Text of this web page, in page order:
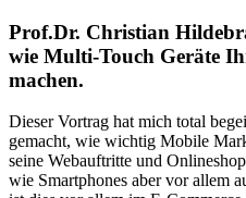
Prof.Dr. Christian
wie Multi-Touch Geräte
machen.
Dieser Vortrag hat mich total
gemacht, wie wichtig Mobile
seine Webauftritte und
wie Smartphones aber vor allem